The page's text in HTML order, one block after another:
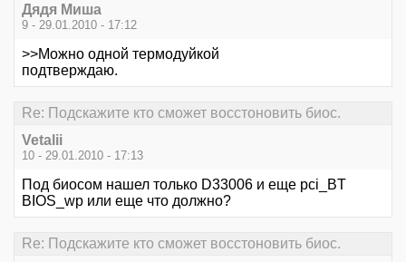
Дядя Миша
9 - 29.01.2010 - 17:12
>>Можно одной термодуйкой
подтверждаю.
Re: Подскажите кто сможет восстоновить биос.
Vetalii
10 - 29.01.2010 - 17:13
Под биосом нашел только D33006 и еще pci_BT
BIOS_wp или еще что должно?
Re: Подскажите кто сможет восстоновить биос.